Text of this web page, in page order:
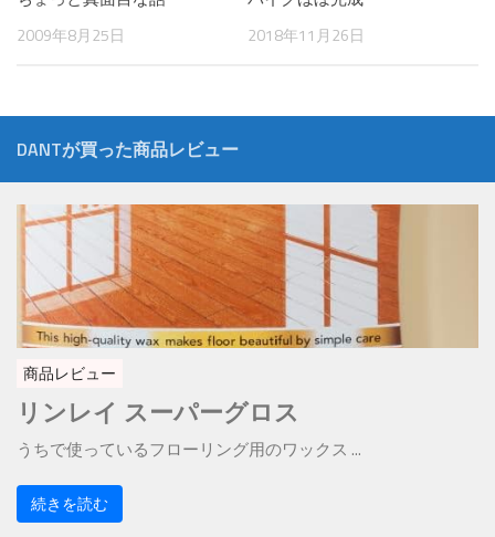
2009年8月25日 2018年11月26日
DANTが買った商品レビュー
商品レビュー
リンレイ スーパーグロス
うちで使っているフローリング用のワックス ...
続きを読む